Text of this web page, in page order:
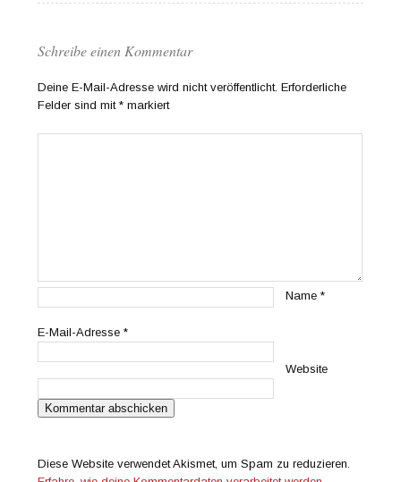
Schreibe einen Kommentar
Deine E-Mail-Adresse wird nicht veröffentlicht. Erforderliche
Felder sind mit* markiert
Name*
E-Mail-Adresse*
Website
Diese Website verwendet Akismet, um Spam zu reduzieren.